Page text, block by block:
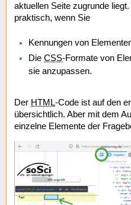
aktuellen Seite zugrunde
praktisch, wenn Sie
Kennungen von
Die CSS-Formate von
sie anzupassen.
Der HTML-Code ist auf den
übersichtlich. Aber mit dem
einzelne Elemente der